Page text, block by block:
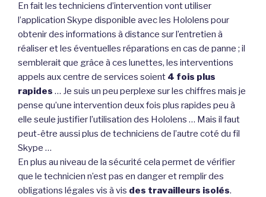
En fait les techniciens d’intervention vont utiliser
l’application Skype disponible avec les Hololens pour
obtenir des informations à distance sur l’entretien à
réaliser et les éventuelles réparations en cas de panne ; il
semblerait que grâce à ces lunettes, les interventions
appels aux centre de services soient 4 fois plus
rapides … Je suis un peu perplexe sur les chiffres mais je
pense qu’une intervention deux fois plus rapides peu à
elle seule justifier l’utilisation des Hololens … Mais il faut
peut-être aussi plus de techniciens de l’autre coté du fil
Skype …
En plus au niveau de la sécurité cela permet de vérifier
que le technicien n’est pas en danger et remplir des
obligations légales vis à vis des travailleurs isolés.